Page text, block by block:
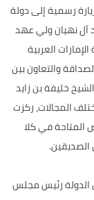
علييف بزيارة رسمية إلى دولة
آل نهيان ولي عهد
العربية
والتعاون بين
خليفة بن زايد
المجالات، ركزت
المتاحة في كلا
الصديقين.
الدولة رئيس مجلس